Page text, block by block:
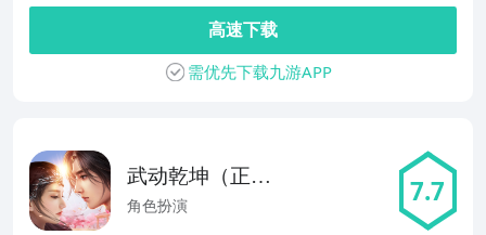
高速下载
需优先下载九游APP
武动乾坤（正版
手游）
角色扮演 7.7